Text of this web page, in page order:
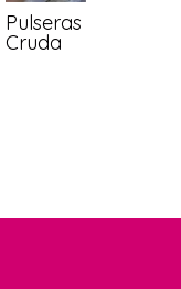
Pulseras Pack-4
Cruda